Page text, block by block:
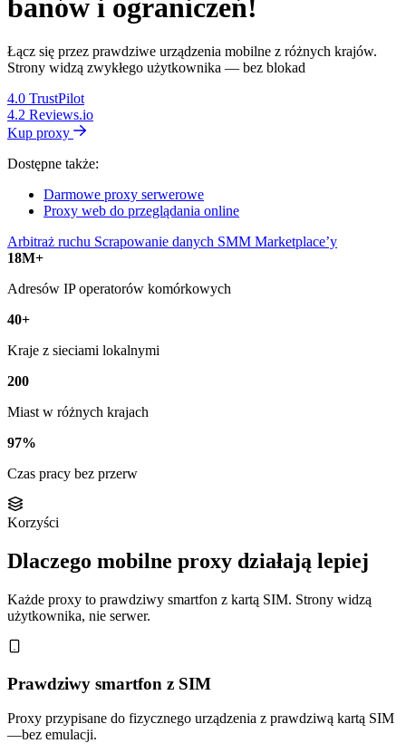
banów i ograniczeń!
Łącz się przez prawdziwe urządzenia mobilne z różnych krajów.
Strony widzą zwykłego użytkownika — bez blokad
4.0 TrustPilot
4.2 Reviews.io
Kup proxy
Dostępne także:
Darmowe proxy serwerowe
Proxy web do przeglądania online
Arbitraż ruchu Scrapowanie danych SMM Marketplace’y
18M+
Adresów IP operatorów komórkowych
40+
Kraje z sieciami lokalnymi
200
Miast w różnych krajach
97%
Czas pracy bez przerw
Korzyści
Dlaczego mobilne proxy działają lepiej
Każde proxy to prawdziwy smartfon z kartą SIM. Strony widzą
użytkownika, nie serwer.
Prawdziwy smartfon z SIM
Proxy przypisane do fizycznego urządzenia z prawdziwą kartą SIM
—bez emulacji.